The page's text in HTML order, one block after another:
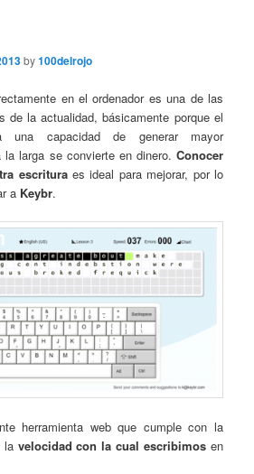
by100delrojo
en el ordenador es una de las
de la actualidad, básicamente porque el
una capacidad de generar mayor
larga se convierte en dinero. Conocer
escrituraes ideal para mejorar, por lo
a Keybr.
herramienta web que cumple con la
la velocidad con la cual escribimos en